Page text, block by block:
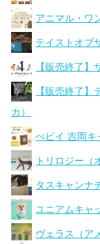
アニマル・ワ
テイストオブ
【販売終了】
【販売終了
カ）
ぺピイ 吉岡キ
トリロジー（
タスキャンナ
ユニアムキャ
ヴェラス（ア